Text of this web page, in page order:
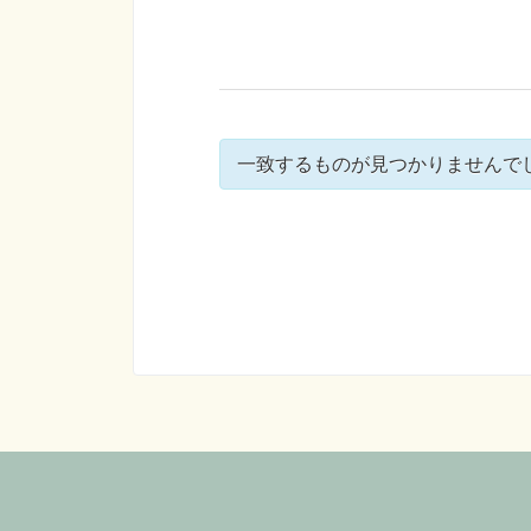
一致するものが見つかりませんで